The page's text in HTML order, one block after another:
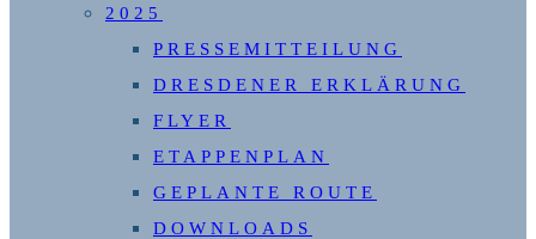
2025
PRESSEMITTEILUNG
DRESDENER ERKLÄRUNG
FLYER
ETAPPENPLAN
GEPLANTE ROUTE
DOWNLOADS